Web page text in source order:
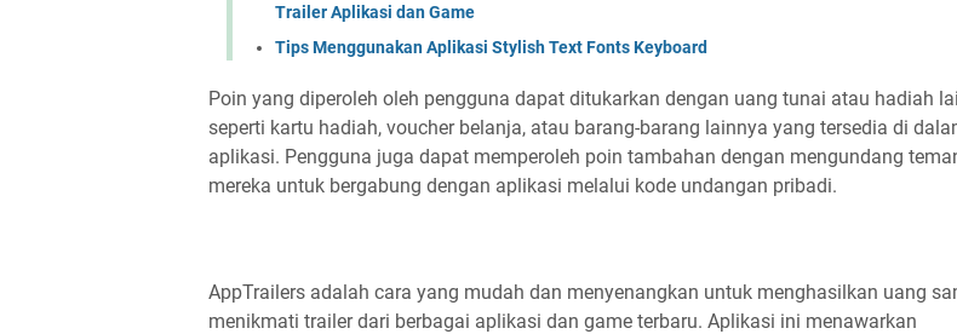
Trailer Aplikasi dan Game
Tips Menggunakan Aplikasi Stylish Text Fonts Keyboard
Poin yang diperoleh oleh pengguna dapat ditukarkan dengan uang tunai atau hadiah
seperti kartu hadiah, voucher belanja, atau barang-barang lainnya yang tersedia di
aplikasi. Pengguna juga dapat memperoleh poin tambahan dengan mengundang
mereka untuk bergabung dengan aplikasi melalui kode undangan pribadi.
AppTrailers adalah cara yang mudah dan menyenangkan untuk menghasilkan uang
menikmati trailer dari berbagai aplikasi dan game terbaru. Aplikasi ini menawarkan